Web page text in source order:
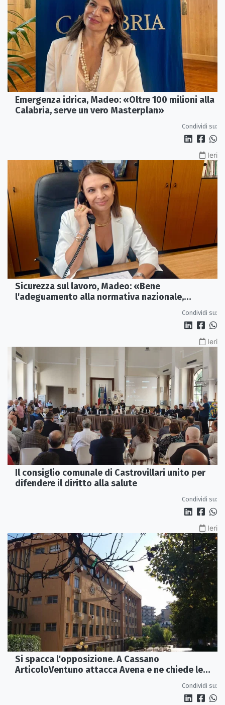
Emergenza idrica, Madeo: «Oltre 100 milioni alla
Condividi su:
Ieri
Sicurezza sul lavoro, Madeo: «Bene
l'adeguamento alla normativa nazionale,
Condividi su:
Il consiglio comunale di Castrovillari unito per
Condividi su:
Ieri
Si spacca l'opposizione. A Cassano
ArticoloVentuno attacca Avena e ne chiede le
Condividi su: